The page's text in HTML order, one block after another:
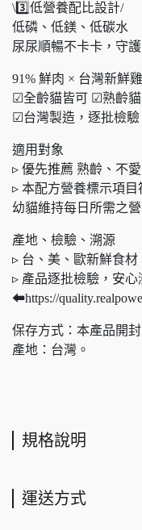
\3️⃣低營養配比設計/
低磷、低鎂、低碳水
尿尿順暢不卡卡，守
91% 鮮肉 × 台灣新鮮
☑全齡貓皆可 ☑熟齡
☑台灣製造，逐批檢驗
適用對象​
▹ 優先推薦 熟齡、不
▹ 本配方營養標示項
幼貓維持每日所需之營
產地、檢驗、溯源​
▹ 台、美、歐新鮮食材
▹ 產品逐批檢驗，安心
⬅https://
保存方式：本產品開
產地：台灣。
規格說明
運送方式